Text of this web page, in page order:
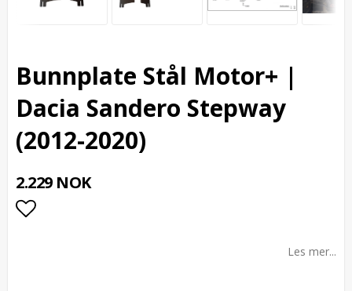
Bunnplate Stål Motor+ |
Dacia Sandero Stepway
(2012-2020)
2.229 NOK
Les mer...